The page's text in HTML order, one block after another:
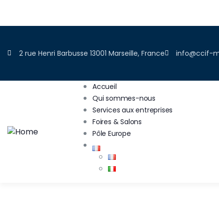
2 rue Henri Barbusse 13001 Marseille, France info@ccif-
Accueil
Qui sommes-nous
Services aux entreprises
Foires & Salons
Pôle Europe